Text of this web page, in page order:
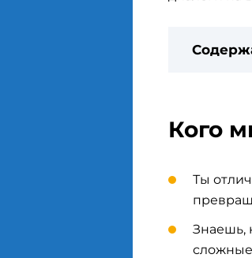
Кого
Ты
Знаешь,